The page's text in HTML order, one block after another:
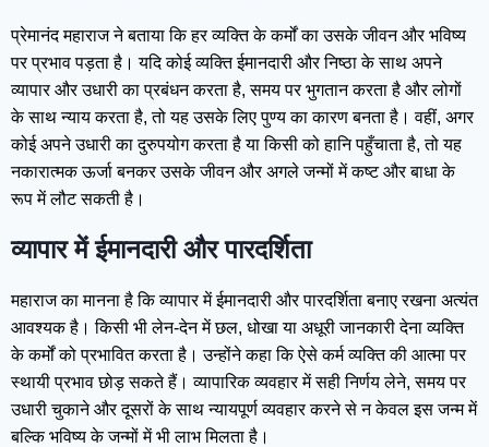
प्रेमानंद महाराज ने बताया कि हर व्यक्ति के कर्मों का उसके जीवन और भविष्य
पर प्रभाव पड़ता है। यदि कोई व्यक्ति ईमानदारी और निष्ठा के साथ अपने
व्यापार और उधारी का प्रबंधन करता है, समय पर भुगतान करता है और लोगों
के साथ न्याय करता है, तो यह उसके लिए पुण्य का कारण बनता है। वहीं, अगर
कोई अपने उधारी का दुरुपयोग करता है या किसी को हानि पहुँचाता है, तो यह
नकारात्मक ऊर्जा बनकर उसके जीवन और अगले जन्मों में कष्ट और बाधा के
रूप में लौट सकती है।
व्यापार में ईमानदारी और पारदर्शिता
महाराज का मानना है कि व्यापार में ईमानदारी और पारदर्शिता बनाए रखना अत्यंत
आवश्यक है। किसी भी लेन-देन में छल, धोखा या अधूरी जानकारी देना व्यक्ति
के कर्मों को प्रभावित करता है। उन्होंने कहा कि ऐसे कर्म व्यक्ति की आत्मा पर
स्थायी प्रभाव छोड़ सकते हैं। व्यापारिक व्यवहार में सही निर्णय लेने, समय पर
उधारी चुकाने और दूसरों के साथ न्यायपूर्ण व्यवहार करने से न केवल इस जन्म में
बल्कि भविष्य के जन्मों में भी लाभ मिलता है।